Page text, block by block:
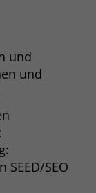
und
und
SEO